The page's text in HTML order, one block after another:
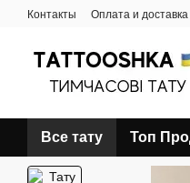
Перейти к основному контенту
Контакты Оплата и доставка
Все тату Топ